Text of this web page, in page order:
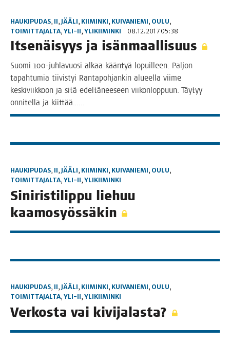
HAUKIPUDAS, II, JÄÄLI, KIIMINKI, KUIVANIEMI, OULU,
TOIMITTAJALTA, YLI-II, YLIKIIMINKI 08.12.2017 05:38
Itse­näi­syys ja isänmaallisuus
Suo­mi 100-juh­­la­­vuo­­si alkaa kään­tyä lopuil­leen. Pal­jon
tapah­tu­mia tii­vis­tyi Ran­ta­poh­jan­kin alu­eel­la vii­me
kes­ki­viik­koon ja sitä edel­tä­nee­seen vii­kon­lop­puun. Täy­tyy
onni­tel­la ja kiittää.…..
HAUKIPUDAS, II, JÄÄLI, KIIMINKI, KUIVANIEMI, OULU,
TOIMITTAJALTA, YLI-II, YLIKIIMINKI
Sini­ris­ti­lip­pu lie­huu
kaamosyössäkin
HAUKIPUDAS, II, JÄÄLI, KIIMINKI, KUIVANIEMI, OULU,
TOIMITTAJALTA, YLI-II, YLIKIIMINKI
Ver­kos­ta vai kivijalasta?